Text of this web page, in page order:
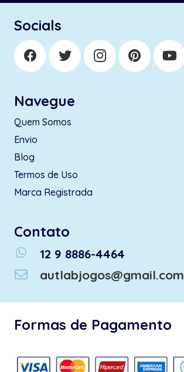
Socials
Navegue
Quem Somos
Envio
Blog
Termos de Uso
Marca Registrada
Contato
whatsapp
12 9 8886-4464
autlabjogos@gmail.com
Formas de Pagamento